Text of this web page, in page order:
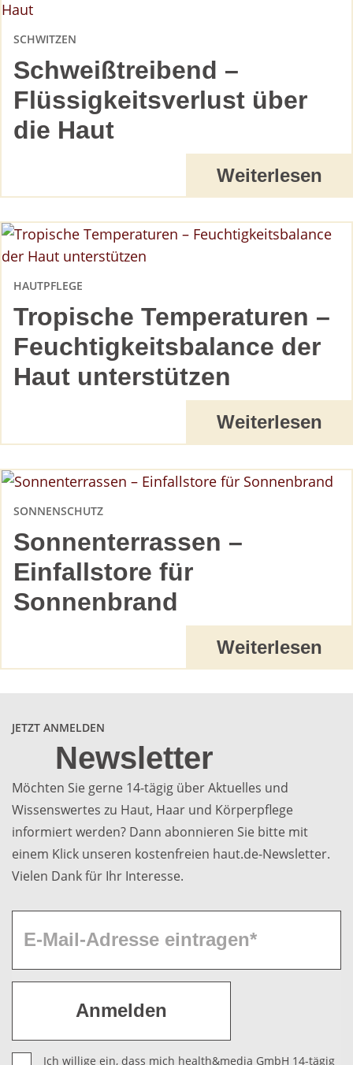
Schweißtreibend –
Flüssigkeitsverlust über
die Haut
SCHWITZEN
Weiterlesen
Tropische Temperaturen –
Feuchtigkeitsbalance der
Haut unterstützen
HAUTPFLEGE
Weiterlesen
Sonnenterrassen –
Einfallstore für
Sonnenbrand
SONNENSCHUTZ
Weiterlesen
JETZT ANMELDEN
Newsletter
Möchten Sie gerne 14-tägig über Aktuelles und
Wissenswertes zu Haut, Haar und Körperpflege
informiert werden? Dann abonnieren Sie bitte mit
einem Klick unseren kostenfreien haut.de-Newsletter.
Vielen Dank für Ihr Interesse.
Ich willige ein, dass mich health&media GmbH 14-tägig